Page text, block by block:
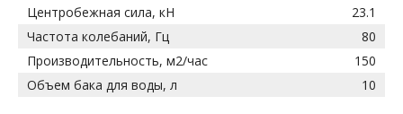
Центробежная сила, кН
23.1
Частота колебаний, Гц
80
Производительность, м2/час
150
Объем бака для воды, л
10